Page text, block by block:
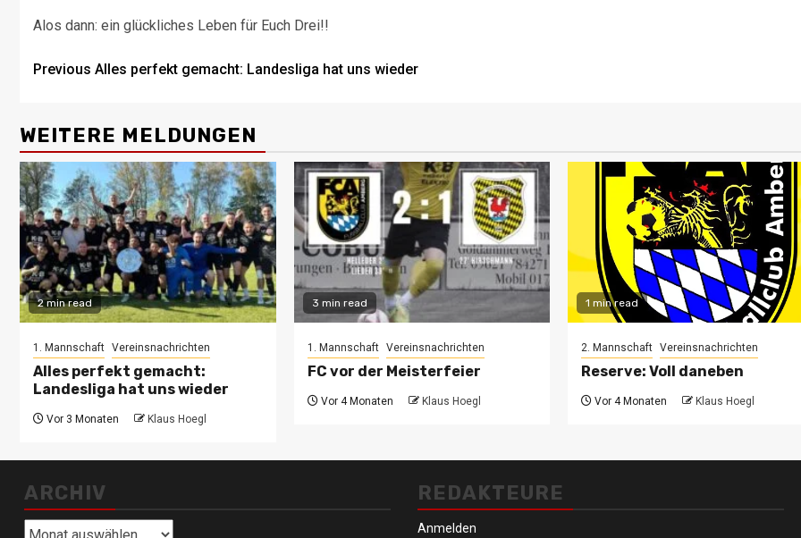
Alos dann: ein glückliches Leben für Euch Drei!!
Post
Previous Alles perfekt gemacht: Landesliga hat uns wieder
WEITERE MELDUNGEN
2 min read
1. Mannschaft Vereinsnachrichten
Alles perfekt gemacht:
Landesliga hat uns wieder
Vor 3 Monaten Klaus Hoegl
3 min read
1. Mannschaft Vereinsnachrichten
FC vor der Meisterfeier
Vor 4 Monaten Klaus Hoegl
1 min read
2. Mannschaft Vereinsnachrichten
Reserve: Voll daneben
Vor 4 Monaten Klaus Hoegl
ARCHIV
Archiv
REDAKTEURE
Anmelden